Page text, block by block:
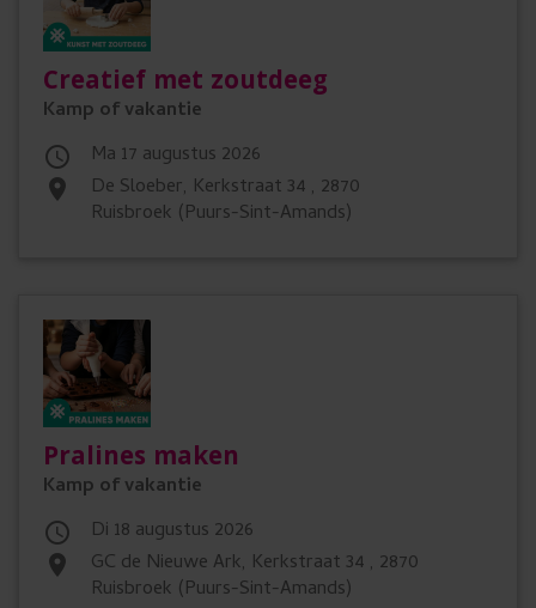
Creatief met zoutdeeg
Kamp of vakantie
 ma 17 augustus 2026
place
De Sloeber, Kerkstraat 34 , 2870
Ruisbroek (Puurs-Sint-Amands)
Pralines maken
Kamp of vakantie
 di 18 augustus 2026
place
GC de Nieuwe Ark, Kerkstraat 34 , 2870
Ruisbroek (Puurs-Sint-Amands)